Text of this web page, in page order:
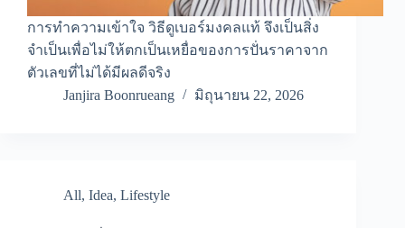
การทำความเข้าใจ วิธีดูเบอร์มงคลแท้ จึงเป็นสิ่ง
จำเป็นเพื่อไม่ให้ตกเป็นเหยื่อของการปั่นราคาจาก
ตัวเลขที่ไม่ได้มีผลดีจริง
Janjira Boonrueang
มิถุนายน 22, 2026
All, Idea, Lifestyle